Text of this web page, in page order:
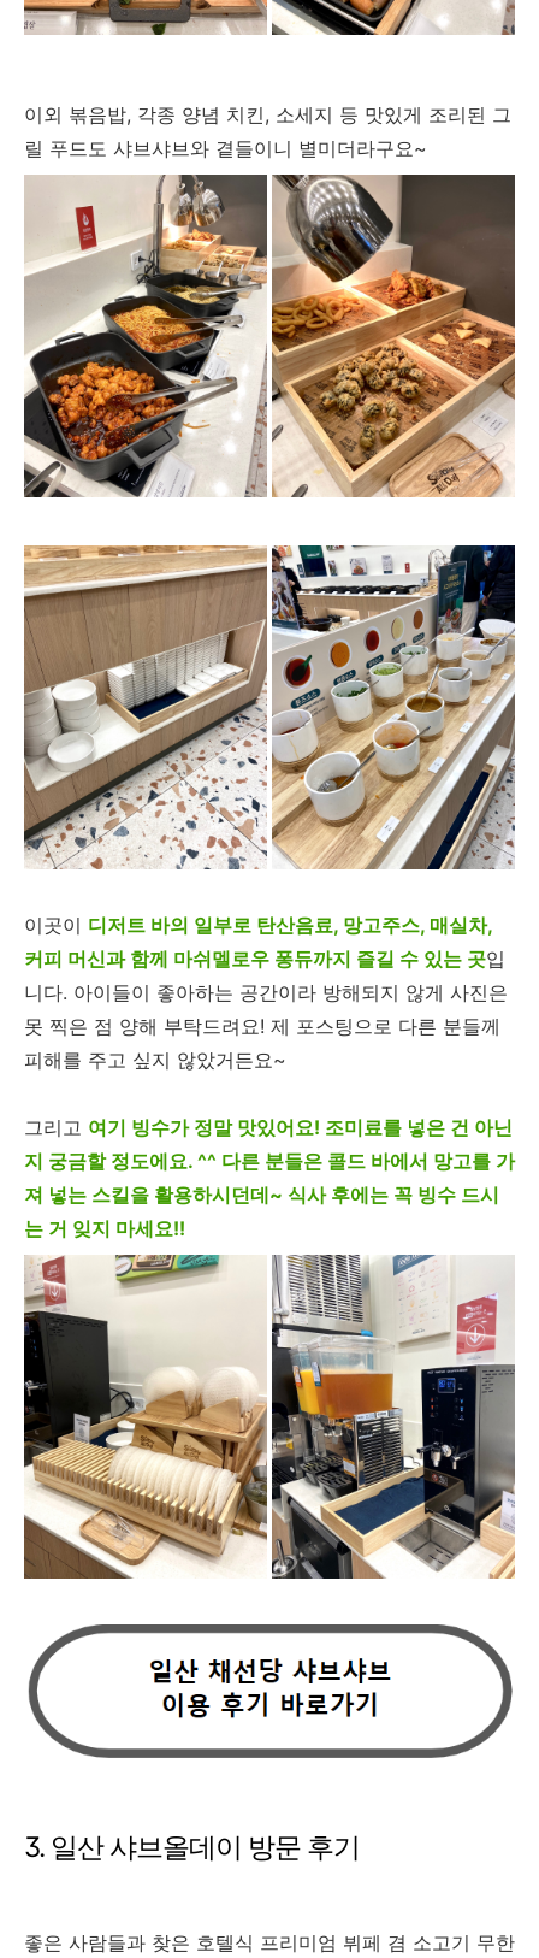
이외 볶음밥, 각종 양념 치킨, 소세지 등 맛있게 조리된 그
릴 푸드도 샤브샤브와 곁들이니 별미더라구요~
이곳이 디저트 바의 일부로 탄산음료, 망고주스, 매실차,
커피 머신과 함께 마쉬멜로우 퐁듀까지 즐길 수 있는 곳입
니다. 아이들이 좋아하는 공간이라 방해되지 않게 사진은
못 찍은 점 양해 부탁드려요! 제 포스팅으로 다른 분들께
피해를 주고 싶지 않았거든요~
그리고 여기 빙수가 정말 맛있어요! 조미료를 넣은 건 아닌
지 궁금할 정도에요. ^^ 다른 분들은 콜드 바에서 망고를 가
져 넣는 스킬을 활용하시던데~ 식사 후에는 꼭 빙수 드시
는 거 잊지 마세요!!
3. 일산 샤브올데이 방문 후기
좋은 사람들과 찾은 호텔식 프리미엄 뷔페 겸 소고기 무한